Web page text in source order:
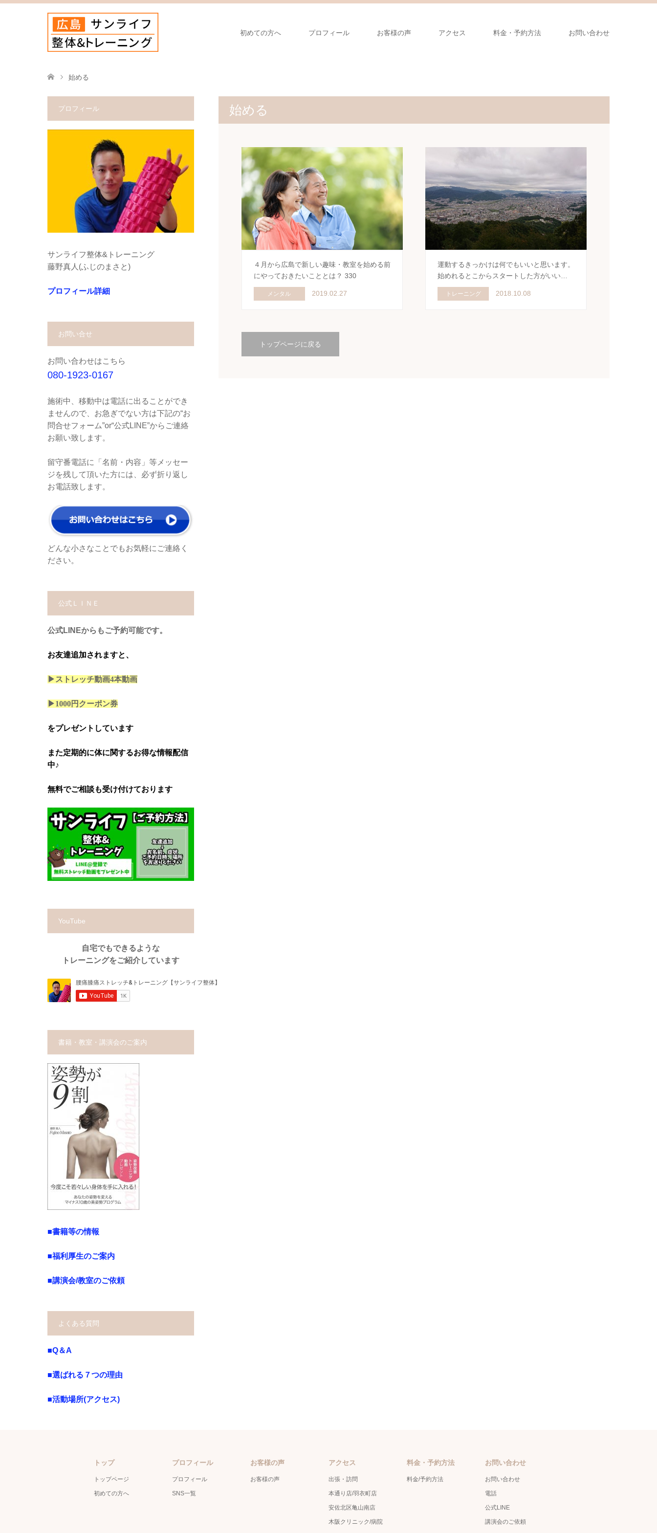
初めての方へ プロフィール お客様の声 アクセス 料金・予約方法 お問い合わせ
始める
始める
４月から広島で新しい趣味・教室を始める前
にやっておきたいこととは？ 330
メンタル 2019.02.27
運動するきっかけは何でもいいと思います。
始めれるとこからスタートした方がいい…
トレーニング 2018.10.08
トップページに戻る
プロフィール
サンライフ整体&トレーニング
藤野真人(ふじのまさと)
プロフィール詳細
お問い合せ
お問い合わせはこちら
080-1923-0167
施術中、移動中は電話に出ることができ
ませんので、お急ぎでない方は下記の“お
問合せフォーム”or“公式LINE”からご連絡
お願い致します。
留守番電話に「名前・内容」等メッセー
ジを残して頂いた方には、必ず折り返し
お電話致します。
どんな小さなことでもお気軽にご連絡く
ださい。
公式ＬＩＮＥ
公式LINEからもご予約可能です。
お友達追加されますと、
▶ストレッチ動画4本動画
▶1000円クーポン券
をプレゼントしています
また定期的に体に関するお得な情報配信
中♪
無料でご相談も受け付けております
YouTube
自宅でもできるような
トレーニングをご紹介しています
書籍・教室・講演会のご案内
■書籍等の情報
■福利厚生のご案内
■講演会/教室のご依頼
よくある質問
■Q＆A
■選ばれる７つの理由
■活動場所(アクセス)
トップ
トップページ
初めての方へ
プロフィール
プロフィール
SNS一覧
お客様の声
お客様の声
アクセス
出張・訪問
本通り店/羽衣町店
安佐北区亀山南店
木阪クリニック/病院
料金・予約方法
料金/予約方法
お問い合わせ
お問い合わせ
電話
公式LINE
講演会のご依頼